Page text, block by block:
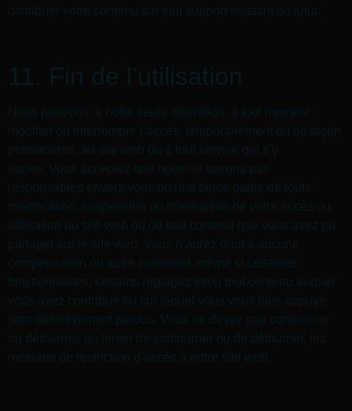
distribuer votre contenu sur tout support existant ou futur.
11. Fin de l’utilisation
Nous pouvons, à notre seule discrétion, à tout moment
modifier ou interrompre l’accès, temporairement ou de façon
permanente, au site web ou à tout service qui s’y
trouve. Vous acceptez que nous ne soyons pas
responsables envers vous ou une tierce partie de toute
modification, suspension ou interruption de votre accès ou
utilisation du site web ou de tout contenu que vous avez pu
partager sur le site web. Vous n’aurez droit à aucune
compensation ou autre paiement, même si certaines
fonctionnalités, certains réglages et/ou tout contenu auquel
vous avez contribué ou sur lequel vous vous êtes appuyé
sont définitivement perdus. Vous ne devez pas contourner
ou détourner, ou tenter de contourner ou de détourner, les
mesures de restriction d’accès à notre site web.